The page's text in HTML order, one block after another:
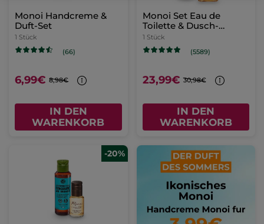
Monoi Handcreme &
Duft-Set
1 Stück
(66)
6,99€ 8,98€
IN DEN
WARENKORB
Monoi Set Eau de
Toilette & Dusch-
Shampoo
1 Stück
(5589)
23,99€ 30,98€
IN DEN
WARENKORB
-20%